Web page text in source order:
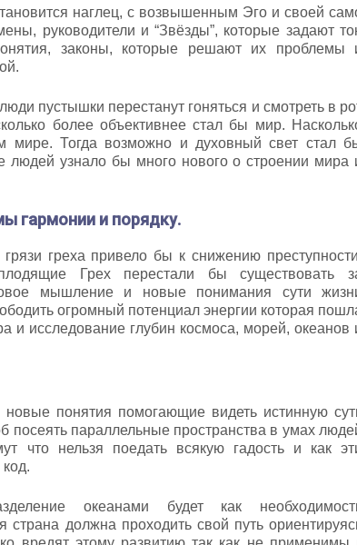
наглец, с возвышенным Эго и своей
руководители и “Звёзды”, которые задают
законы, которые решают их проблемы
пустышки перестанут гоняться и смотреть в
более объективнее стал бы мир.
Тогда возможно и духовный свет стал
людей узнало бы много нового о строении мира
гармонии и порядку.
греха привело бы к снижению
Грех перестали бы существовать
мышление и новые понимания сути
огромный потенциал энергии которая
и исследование глубин космоса, морей, океанов
понятия помогающие видеть истинную
посеять параллельные пространства в умах
что нельзя поедать всякую гадость и как
океанами будет как
должна проходить свой путь